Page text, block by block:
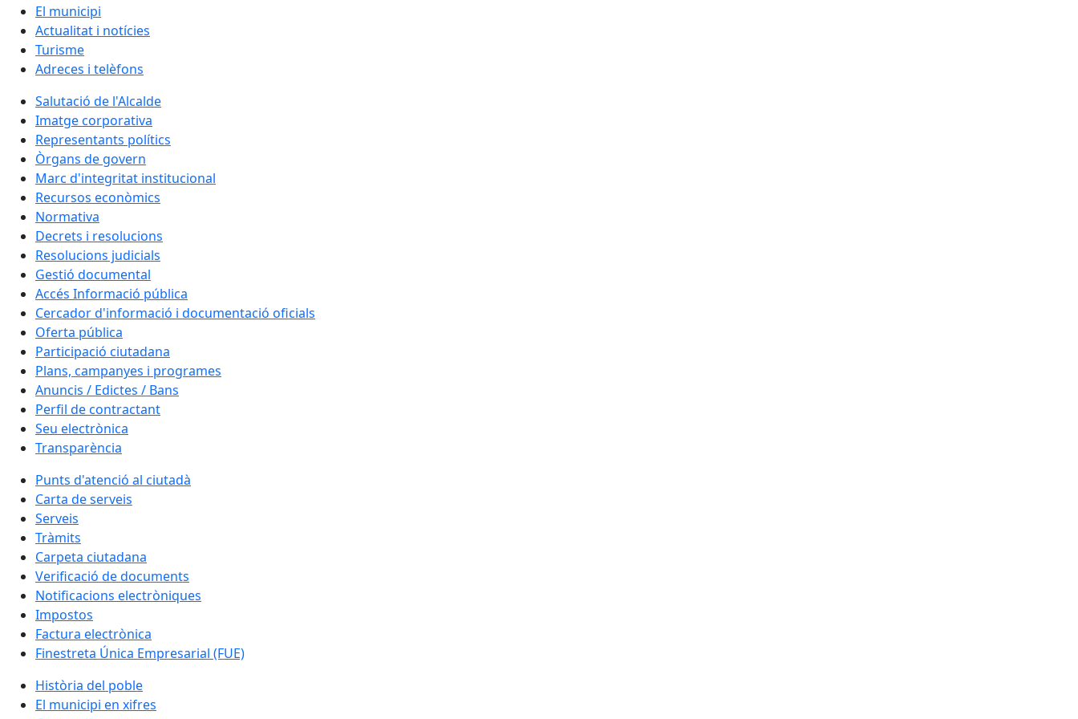
El municipi
Actualitat i notícies
Turisme
Adreces i telèfons
Salutació de l'Alcalde
Imatge corporativa
Representants polítics
Òrgans de govern
Marc d'integritat institucional
Recursos econòmics
Normativa
Decrets i resolucions
Resolucions judicials
Gestió documental
Accés Informació pública
Cercador d'informació i documentació oficials
Oferta pública
Participació ciutadana
Plans, campanyes i programes
Anuncis / Edictes / Bans
Perfil de contractant
Seu electrònica
Transparència
Punts d'atenció al ciutadà
Carta de serveis
Serveis
Tràmits
Carpeta ciutadana
Verificació de documents
Notificacions electròniques
Impostos
Factura electrònica
Finestreta Única Empresarial (FUE)
Història del poble
El municipi en xifres